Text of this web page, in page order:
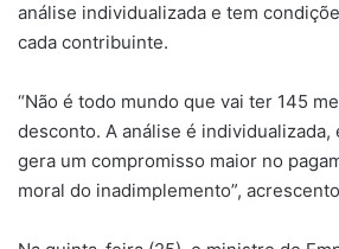
análise individualizada e tem
cada contribuinte.
“Não é todo mundo que vai ter 145
desconto. A análise é individualizada,
gera um compromisso maior no
moral do inadimplemento”,